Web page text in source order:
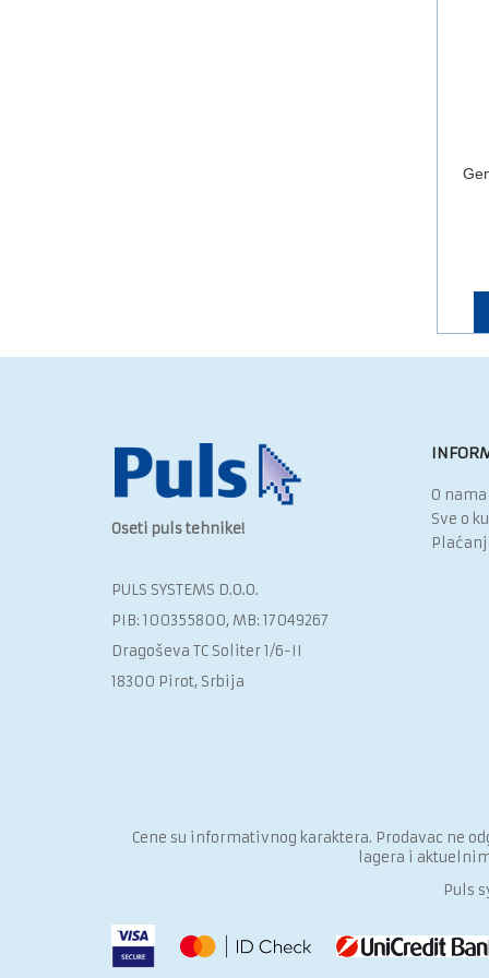
Oseti puls tehnike!
PULS SYSTEMS D.O.O.‎
PIB: 100355800, MB: 17049267
Dragoševa TC Soliter 1/6-II
18300 Pirot, Srbija
O nama
Sve o
Cene su informativnog karaktera. Prodavac ne
lagera i
Puls